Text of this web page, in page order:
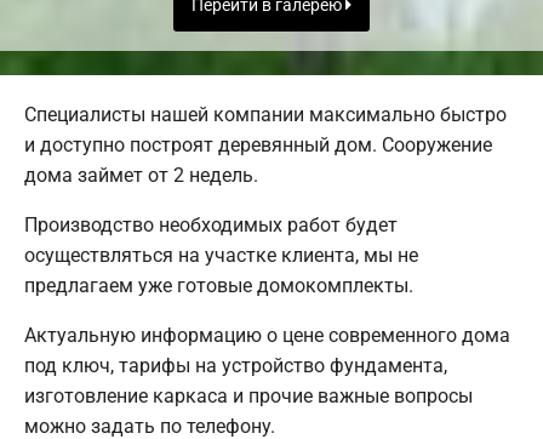
Перейти в галерею
Специалисты нашей компании максимально быстро
и доступно построят деревянный дом. Сооружение
дома займет от 2 недель.
Производство необходимых работ будет
осуществляться на участке клиента, мы не
предлагаем уже готовые домокомплекты.
Актуальную информацию о цене современного дома
под ключ, тарифы на устройство фундамента,
изготовление каркаса и прочие важные вопросы
можно задать по телефону.